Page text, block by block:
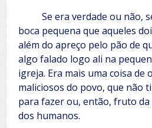
Se era verdade ou não,
boca pequena que aqueles
além do apreço pelo pão de
algo falado logo ali na
igreja. Era mais uma coisa de
maliciosos do povo, que não
para fazer ou, então, fruto
dos humanos.